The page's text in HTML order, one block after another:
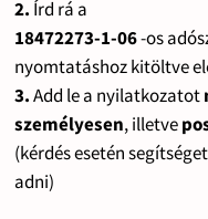
2. Írd rá a
18472273-1-06-os
nyomtatáshoz kitöltve
3.Add le a nyilatkozatot
személyesen, illetve
(kérdés esetén
adni)